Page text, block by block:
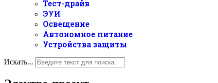
Тест-драйв
ЭУИ
Освещение
Автономное питание
Устройства защиты
Искать...